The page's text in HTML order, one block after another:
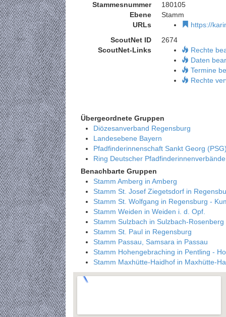
Stammesnummer
180105
Ebene
Stamm
URLs
https://
ScoutNet ID
2674
ScoutNet-Links
Rechte
Daten
Termine
Rechte
Übergeordnete Gruppen
Diözesanverband Regensburg
Landesebene Bayern
Pfadfinderinnenschaft Sankt Georg
Ring Deutscher
Benachbarte Gruppen
Stamm Amberg in Amberg
Stamm St. Josef Ziegetsdorf in
Stamm St. Wolfgang in Regensburg -
Stamm Weiden in Weiden i. d. Opf.
Stamm Sulzbach in Sulzbach-Rosenberg
Stamm St. Paul in Regensburg
Stamm Passau, Samsara in Passau
Stamm Hohengebraching in Pentling -
Stamm Maxhütte-Haidhof in Maxhütte-